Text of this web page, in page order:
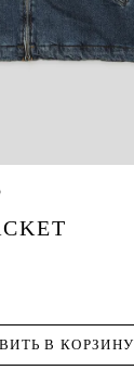
В КОРЗИНУ